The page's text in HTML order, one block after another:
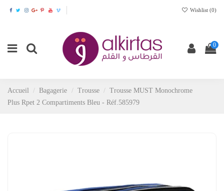
Wishlist (0)
0
Accueil Bagagerie Trousse
Trousse MUST Monochrome
Plus Rpet 2 Compartiments Bleu - Réf.585979